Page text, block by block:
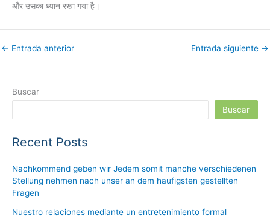
और उसका ध्यान रखा गया है।
← Entrada anterior Entrada siguiente →
Buscar
Buscar
Recent Posts
Nachkommend geben wir Jedem somit manche verschiedenen
Stellung nehmen nach unser an dem haufigsten gestellten
Fragen
Nuestro relaciones mediante un entretenimiento formal